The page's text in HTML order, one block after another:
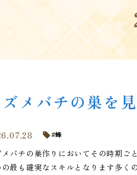
メバチの巣を
蜂
メバチの巣作りにおいてその時期ご
の最も確実なスキルとなります多く